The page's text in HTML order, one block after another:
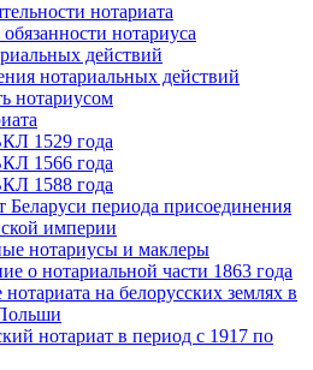
нотариата
нотариуса
действий
нотариальных действий
нотариусом
1529 года
1566 года
1588 года
Беларуси периода присоединения
империи
нотариусы и маклеры
о нотариальной части 1863 года
нотариата на белорусских землях в
нотариат в период с 1917 по